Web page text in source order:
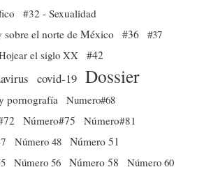
#32 - Sexualidad
el norte de México #36 #37
el siglo XX #42
covid-19 Dossier
pornografía
Numero#68
Número#75
Número#81
Número 48 Número 51
Número 56 Número 58
Número 60